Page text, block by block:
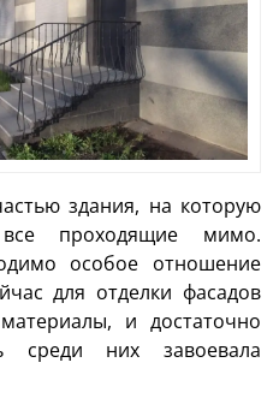
здания, на которую
проходящие мимо.
особое отношение
для отделки фасадов
и достаточно
среди них завоевала